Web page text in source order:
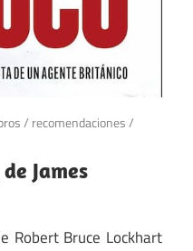
/ recomendaciones/
James
Robert Bruce Lockhart